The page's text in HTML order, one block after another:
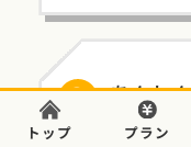
トップ プラン
Q
あんし
したい
葬儀のことでお困
電話をかける24